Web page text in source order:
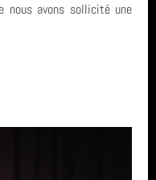
avons sollicité une